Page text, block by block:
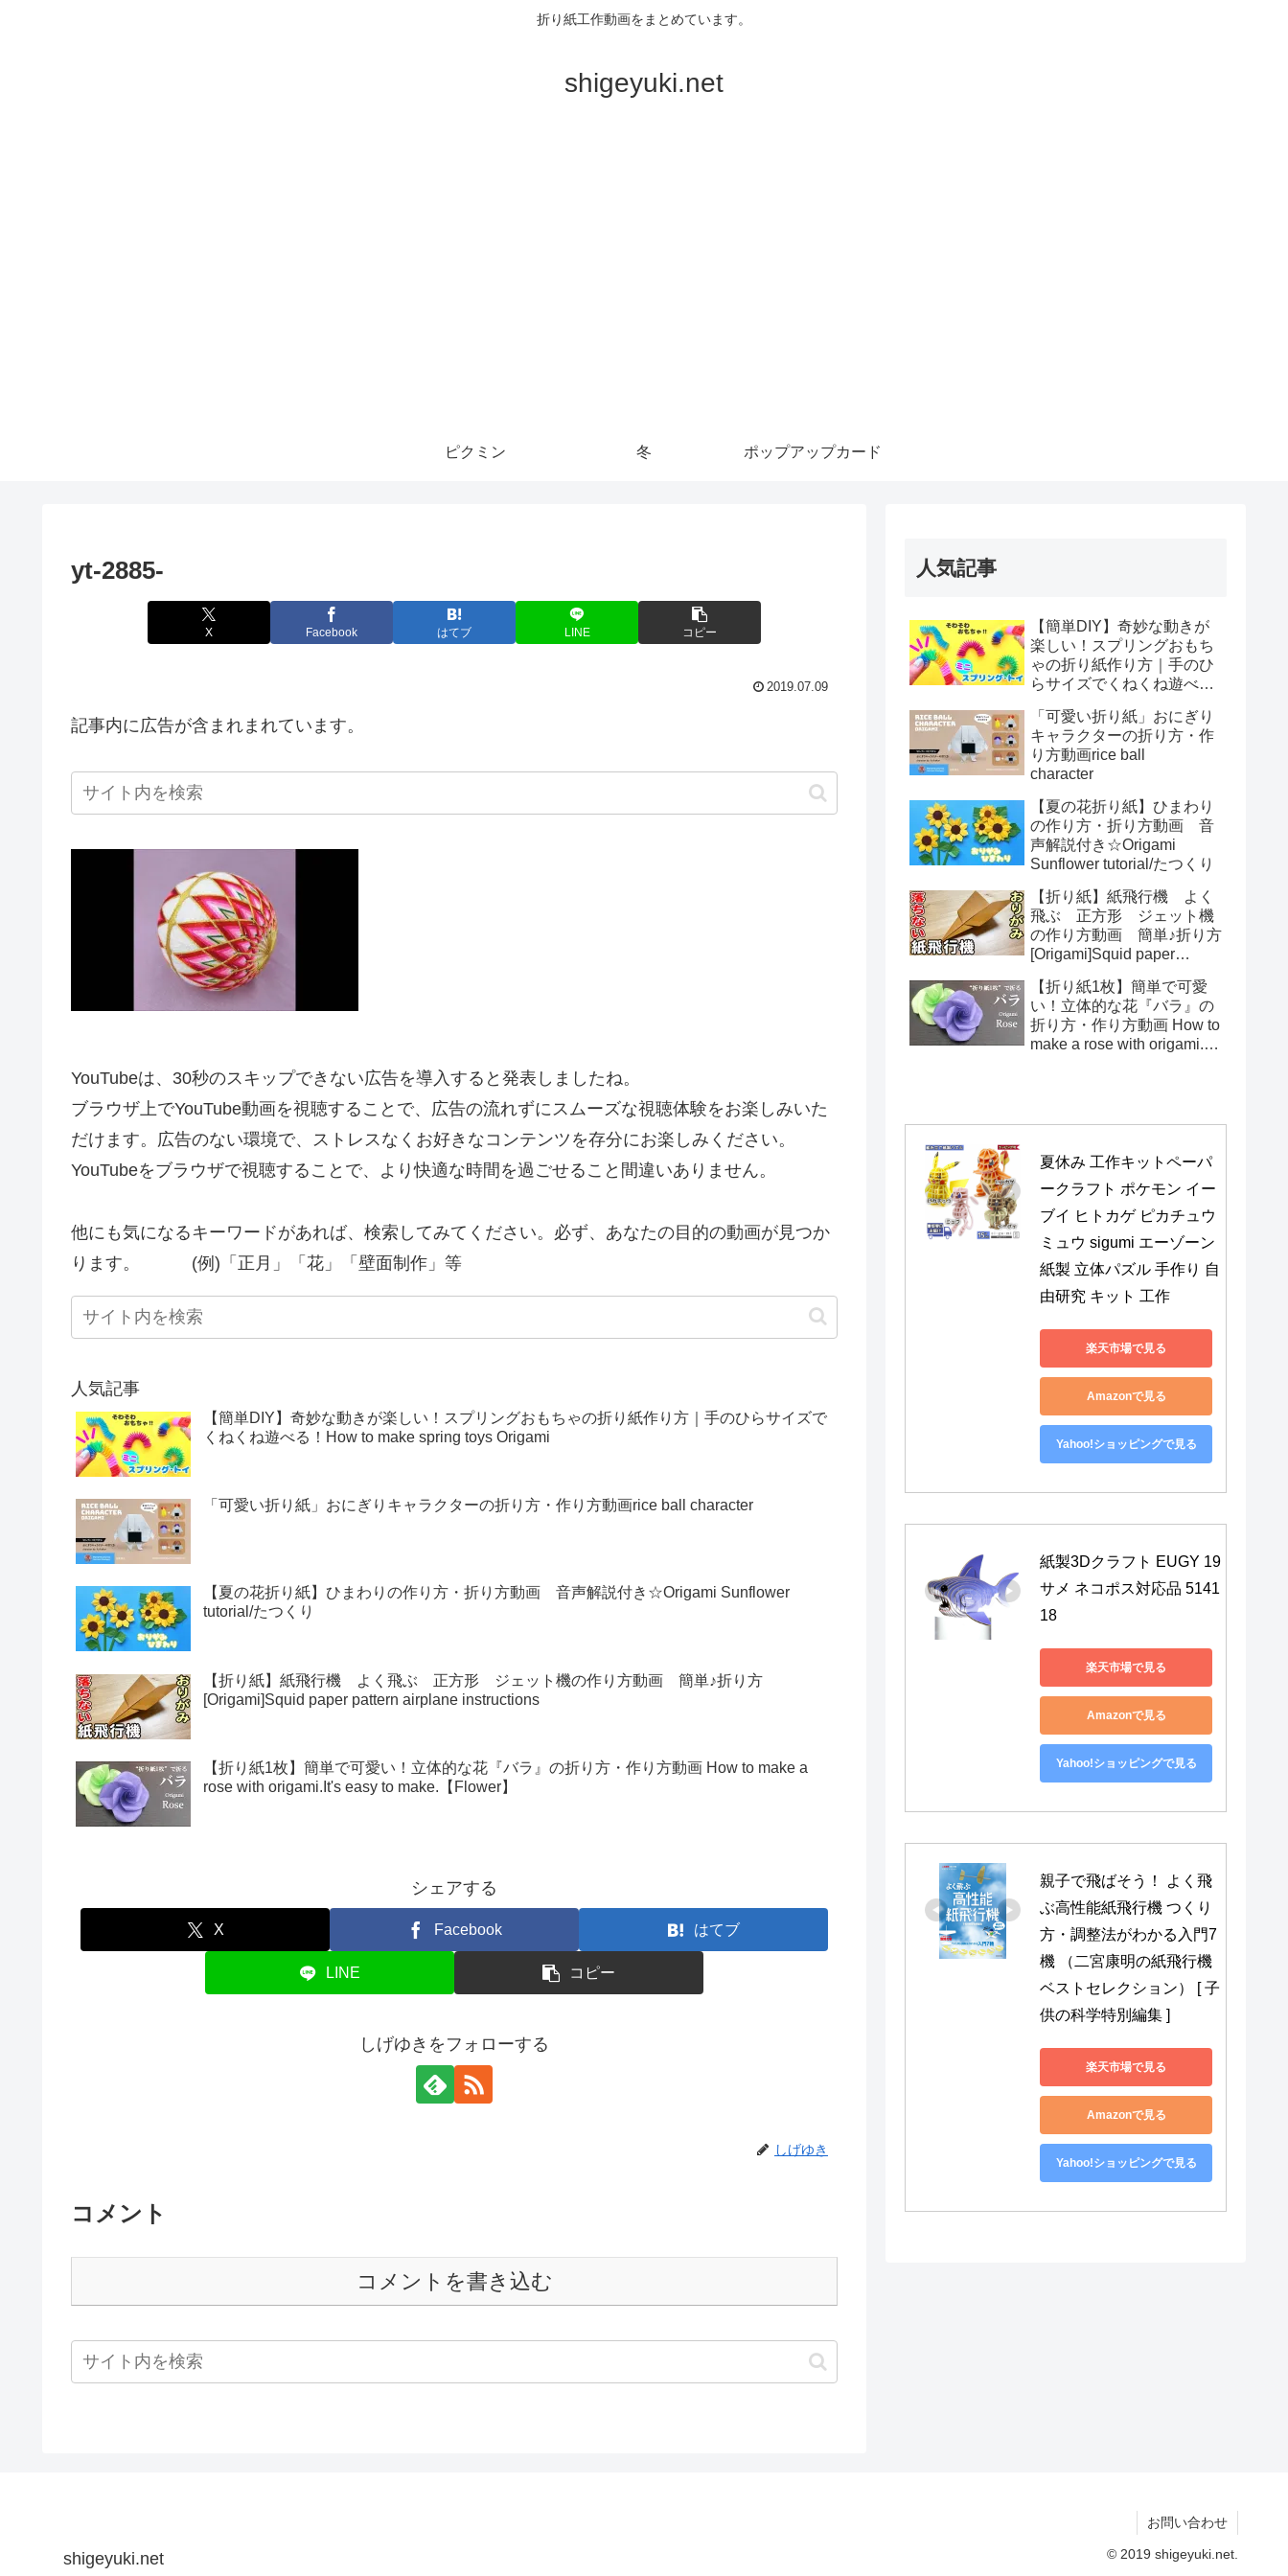
折り紙工作動画をまとめています。
shigeyuki.net
ピクミン 冬 ポップアップカード
yt-2885-
X Facebook はてブ LINE コピー
2019.07.09
記事内に広告が含まれまれています。
YouTubeは、30秒のスキップできない広告を導入すると発表しましたね。
ブラウザ上でYouTube動画を視聴することで、広告の流れずにスムーズな視聴体験をお楽しみいた
だけます。広告のない環境で、ストレスなくお好きなコンテンツを存分にお楽しみください。
YouTubeをブラウザで視聴することで、より快適な時間を過ごせること間違いありません。
他にも気になるキーワードがあれば、検索してみてください。必ず、あなたの目的の動画が見つか
ります。 (例)「正月」「花」「壁面制作」等
人気記事
【簡単DIY】奇妙な動きが楽しい！スプリングおもちゃの折り紙作り方｜手のひらサイズで
くねくね遊べる！How to make spring toys Origami
「可愛い折り紙」おにぎりキャラクターの折り方・作り方動画rice ball character
【夏の花折り紙】ひまわりの作り方・折り方動画 音声解説付き☆Origami Sunflower
tutorial/たつくり
【折り紙】紙飛行機 よく飛ぶ 正方形 ジェット機の作り方動画 簡単♪折り方
[Origami]Squid paper pattern airplane instructions
【折り紙1枚】簡単で可愛い！立体的な花『バラ』の折り方・作り方動画 How to make a
rose with origami.It's easy to make.【Flower】
シェアする
X Facebook はてブ
LINE コピー
しげゆきをフォローする
しげゆき
コメント
コメントを書き込む
人気記事
【簡単DIY】奇妙な動きが
楽しい！スプリングおもち
ゃの折り紙作り方｜手のひ
らサイズでくねくね遊べ
toys Origami
「可愛い折り紙」おにぎり
キャラクターの折り方・作
り方動画rice ball
character
【夏の花折り紙】ひまわり
の作り方・折り方動画 音
声解説付き☆Origami
Sunflower tutorial/たつくり
【折り紙】紙飛行機 よく
飛ぶ 正方形 ジェット機
の作り方動画 簡単♪折り方
[Origami]Squid paper
【折り紙1枚】簡単で可愛
い！立体的な花『バラ』の
折り方・作り方動画 How to
make a rose with origami.It's
夏休み 工作キットペーパ
ークラフト ポケモン イー
ブイ ヒトカゲ ピカチュウ
ミュウ sigumi エーゾーン
紙製 立体パズル 手作り 自
由研究 キット 工作
楽天市場で見る
Amazonで見る
Yahoo!ショッピングで見る
紙製3Dクラフト EUGY 19
サメ ネコポス対応品 5141
18
楽天市場で見る
Amazonで見る
Yahoo!ショッピングで見る
親子で飛ばそう！ よく飛
ぶ高性能紙飛行機 つくり
方・調整法がわかる入門7
機 （二宮康明の紙飛行機
ベストセレクション） [ 子
供の科学特別編集 ]
楽天市場で見る
Amazonで見る
Yahoo!ショッピングで見る
shigeyuki.net
お問い合わせ
© 2019 shigeyuki.net.